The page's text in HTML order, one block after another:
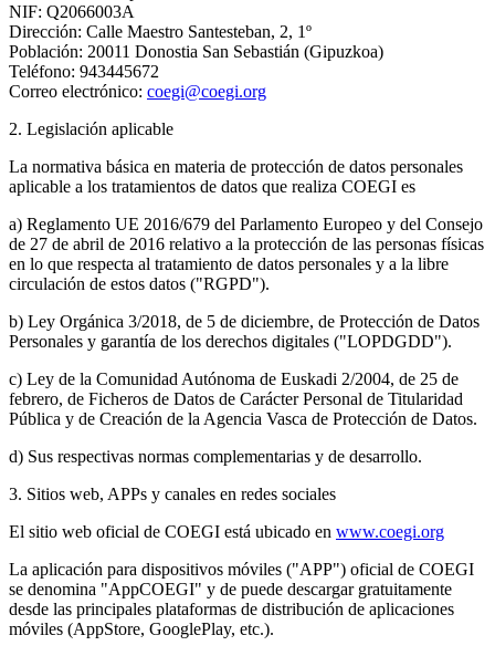
NIF: Q2066003A
Dirección: Calle Maestro Santesteban, 2, 1º
Población: 20011 Donostia San Sebastián (Gipuzkoa)
Teléfono: 943445672
Correo electrónico: coegi@coegi.org
2. Legislación aplicable
La normativa básica en materia de protección de datos personales
aplicable a los tratamientos de datos que realiza COEGI es
a) Reglamento UE 2016/679 del Parlamento Europeo y del Consejo
de 27 de abril de 2016 relativo a la protección de las personas físicas
en lo que respecta al tratamiento de datos personales y a la libre
circulación de estos datos ("RGPD").
b) Ley Orgánica 3/2018, de 5 de diciembre, de Protección de Datos
Personales y garantía de los derechos digitales ("LOPDGDD").
c) Ley de la Comunidad Autónoma de Euskadi 2/2004, de 25 de
febrero, de Ficheros de Datos de Carácter Personal de Titularidad
Pública y de Creación de la Agencia Vasca de Protección de Datos.
d) Sus respectivas normas complementarias y de desarrollo.
3. Sitios web, APPs y canales en redes sociales
El sitio web oficial de COEGI está ubicado en www.coegi.org
La aplicación para dispositivos móviles ("APP") oficial de COEGI
se denomina "AppCOEGI" y de puede descargar gratuitamente
desde las principales plataformas de distribución de aplicaciones
móviles (AppStore, GooglePlay, etc.).